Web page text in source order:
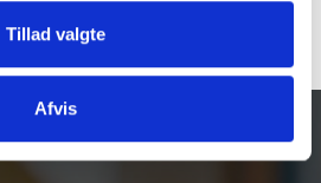
Tillad valgte
Afvis